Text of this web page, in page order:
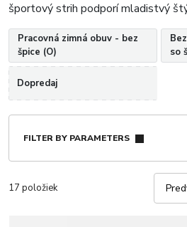
športový strih podporí mladistvý
Pracovná zimná obuv - bez
špice (O)
so
Dopredaj
FILTER BY PARAMETERS
17 položiek